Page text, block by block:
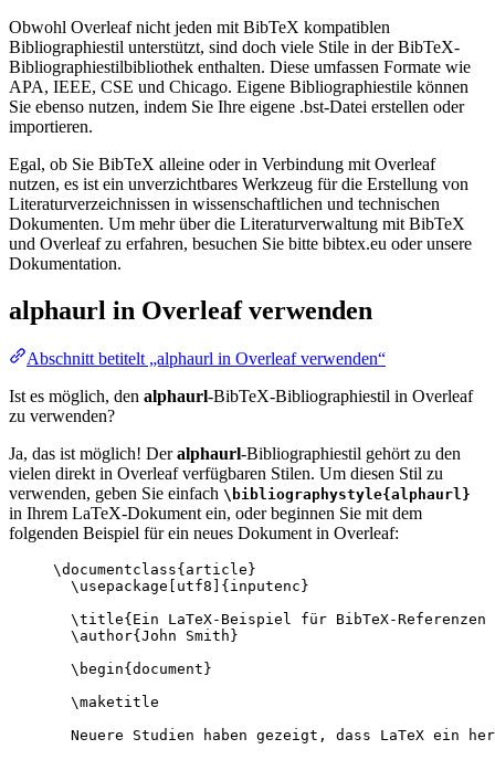
Obwohl Overleaf nicht jeden mit BibTeX kompatiblen
Bibliographiestil unterstützt, sind doch viele Stile in der BibTeX-
Bibliographiestilbibliothek enthalten. Diese umfassen Formate wie
APA, IEEE, CSE und Chicago. Eigene Bibliographiestile können
Sie ebenso nutzen, indem Sie Ihre eigene .bst-Datei erstellen oder
importieren.
Egal, ob Sie BibTeX alleine oder in Verbindung mit Overleaf
nutzen, es ist ein unverzichtbares Werkzeug für die Erstellung von
Literaturverzeichnissen in wissenschaftlichen und technischen
Dokumenten. Um mehr über die Literaturverwaltung mit BibTeX
und Overleaf zu erfahren, besuchen Sie bitte bibtex.eu oder unsere
Dokumentation.
alphaurl in Overleaf verwenden
Abschnitt betitelt „alphaurl in Overleaf verwenden“
Ist es möglich, den alphaurl-BibTeX-Bibliographiestil in Overleaf
zu verwenden?
Ja, das ist möglich! Deralphaurl-Bibliographiestil gehört zu den
vielen direkt in Overleaf verfügbaren Stilen. Um diesen Stil zu
verwenden, geben Sie einfach \bibliographystyle{alphaurl}
in Ihrem LaTeX-Dokument ein, oder beginnen Sie mit dem
folgenden Beispiel für ein neues Dokument in Overleaf:
\documentclass{ article }
\usepackage
utf8 ]{ inputenc }
\title{Ein LaTeX-Beispiel für BibTeX-
\author{John Smith}
\begin{ document }
\maketitle
Neuere Studien haben gezeigt, dass LaTeX ein